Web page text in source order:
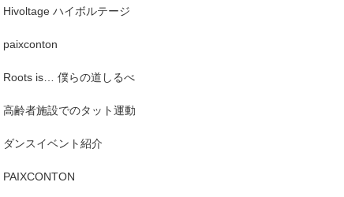
Hivoltage ハイボルテージ
paixconton
Roots is… 僕らの道しるべ
高齢者施設でのタット運動
ダンスイベント紹介
PAIXCONTON